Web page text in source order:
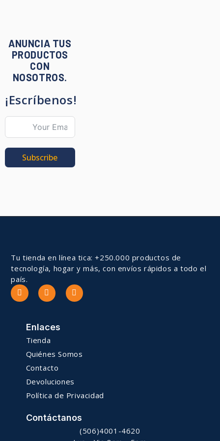
ANUNCIA TUS
PRODUCTOS
CON
NOSOTROS.
¡Escríbenos!
Subscribe
Tu tienda en línea tica: +250.000 productos de
tecnología, hogar y más, con envíos rápidos a todo el
país.
Enlaces
Tienda
Quiénes Somos
Contacto
Devoluciones
Política de Privacidad
Contáctanos
(506)4001-4620